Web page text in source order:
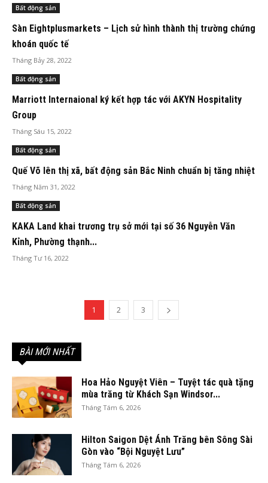
Bất động sản
Sàn Eightplusmarkets – Lịch sử hình thành thị trường chứng
khoán quốc tế
Tháng Bảy 28, 2022
Bất động sản
Marriott Internaional ký kết hợp tác với AKYN Hospitality
Group
Tháng Sáu 15, 2022
Bất động sản
Quế Võ lên thị xã, bất động sản Bắc Ninh chuẩn bị tăng nhiệt
Tháng Năm 31, 2022
Bất động sản
KAKA Land khai trương trụ sở mới tại số 36 Nguyễn Văn
Kỉnh, Phường thạnh...
Tháng Tư 16, 2022
1 2 3
BÀI MỚI NHẤT
Hoa Hảo Nguyệt Viên – Tuyệt tác quà tặng
mùa trăng từ Khách Sạn Windsor...
Tháng Tám 6, 2026
Hilton Saigon Dệt Ánh Trăng bên Sông Sài
Gòn vào “Bội Nguyệt Lưu”
Tháng Tám 6, 2026